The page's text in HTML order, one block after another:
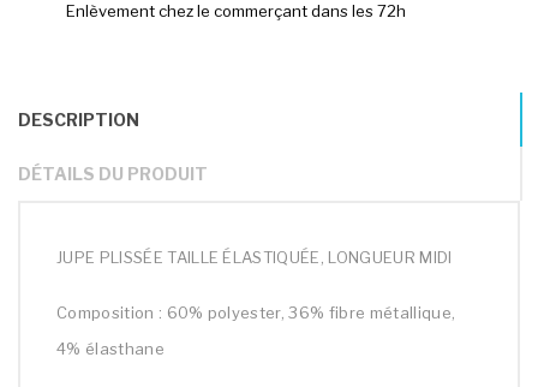
Enlèvement chez le commerçant dans les 72h
DESCRIPTION
DÉTAILS DU PRODUIT
JUPE PLISSÉE TAILLE ÉLASTIQUÉE, LONGUEUR MIDI
Composition : 60% polyester, 36% fibre métallique,
4% élasthane